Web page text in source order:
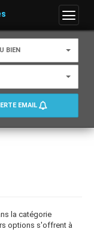
Menu
BIEN
EMAIL
la catégorie
options s'offrent à